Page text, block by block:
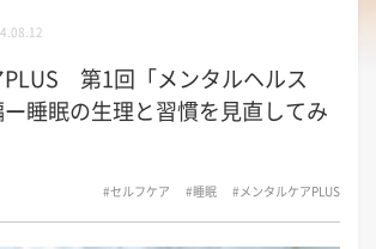
PLUS 第1回「メンタルヘルス
睡眠の生理と習慣を見直してみ
#セルフケア #睡眠 #メンタルケアPLUS